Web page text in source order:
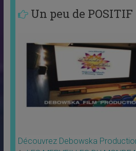
Un peu de POSITIF
Découvrez Debowska